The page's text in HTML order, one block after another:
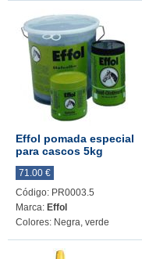
Effol pomada especial
para cascos 5kg
71.00 €
Código: PR0003.5
Marca: Effol
Colores: Negra, verde